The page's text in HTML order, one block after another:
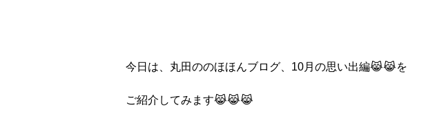
今日は、丸田ののほほんブログ、10月の思い出編😹😹を
ご紹介してみます😹😹😹